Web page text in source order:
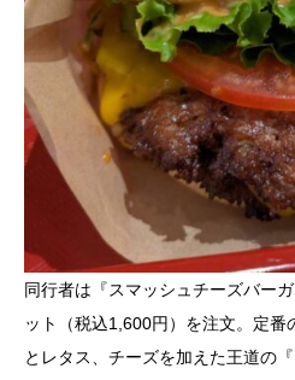
同行者は『スマッシュチーズバー
ット（税込1,600円）を注文。定番
とレタス、チーズを加えた王道の